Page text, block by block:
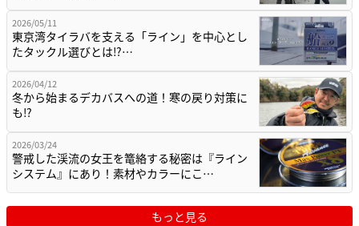
2026/05/11
東京湾タイラバを支える「ライン」を中心とし
たタックル選びとは⁉…
2026/04/12
冬から始まるデカバスへの道！寒の戻り対策に
も⁉
2026/03/24
警戒した渓流の女王を篭絡する秘密は『ライン
システム』にあり！素材やカラーにこ…
もっと見る